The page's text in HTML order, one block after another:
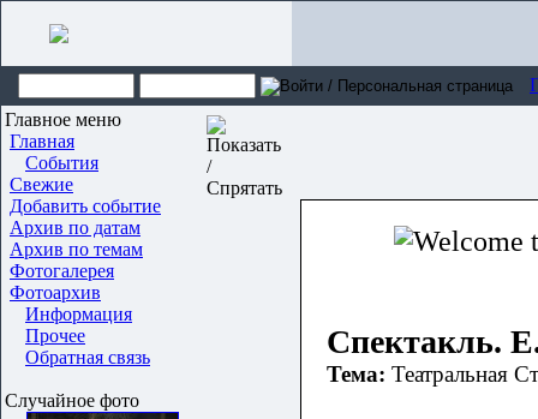
Главное меню
Главная
События
Свежие
Добавить событие
Архив по датам
Архив по темам
Фотогалерея
Фотоархив
Информация
Прочее
Обратная связь
Случайное фото
Спектакль.
Тема: Театральная